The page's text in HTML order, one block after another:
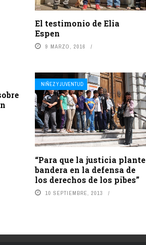
El testimonio de Elia
Espen
9 MARZO, 2016
NIÑEZ Y JUVENTUD
“Para que la justicia plante
bandera en la defensa de
los derechos de los pibes”
10 SEPTIEMBRE, 2013